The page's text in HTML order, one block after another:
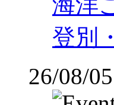
海洋
登別
26/08/05